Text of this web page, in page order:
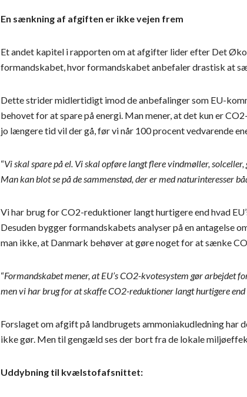
En sænkning af afgiften er ikke vejen frem
Et andet kapitel i rapporten om at afgifter lider efter Det
formandskabet, hvor formandskabet anbefaler drastisk at
Dette strider midlertidigt imod de anbefalinger som EU-
behovet for at spare på energi. Man mener, at det kun er
jo længere tid vil der gå, før vi når 100 procent vedvarende
“Vi skal spare på el. Vi skal opføre langt flere vindmøller,
Man kan blot se på de sammenstød, der er med naturinteresser
Vi har brug for CO2-reduktioner langt hurtigere end hvad
Desuden bygger formandskabets analyser på en antagelse
man ikke, at Danmark behøver at gøre noget for at sænke
“Formandskabet mener, at EU’s CO2-kvotesystem gør arbejdet
men vi har brug for at skaffe CO2-reduktioner langt hurtigere
Forslaget om afgift på landbrugets ammoniakudledning har
ikke gør. Men til gengæld ses der bort fra de lokale
Uddybning til kvælstofafsnittet: